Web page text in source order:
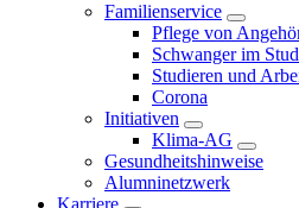
Familienservice
Pflege von
Schwanger im
Studieren und
Corona
Initiativen
Klima-AG
Gesundheitshinweise
Alumninetzwerk
Karriere